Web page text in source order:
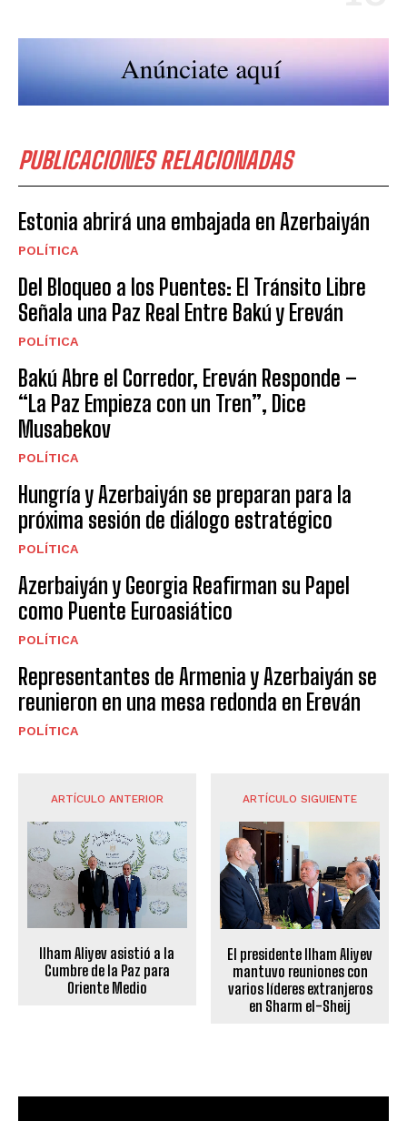
PUBLICACIONES RELACIONADAS
Estonia abrirá una embajada en Azerbaiyán
POLÍTICA
Del Bloqueo a los Puentes: El Tránsito Libre
Señala una Paz Real Entre Bakú y Ereván
POLÍTICA
Bakú Abre el Corredor, Ereván Responde –
“La Paz Empieza con un Tren”, Dice
Musabekov
POLÍTICA
Hungría y Azerbaiyán se preparan para la
próxima sesión de diálogo estratégico
POLÍTICA
Azerbaiyán y Georgia Reafirman su Papel
como Puente Euroasiático
POLÍTICA
Representantes de Armenia y Azerbaiyán se
reunieron en una mesa redonda en Ereván
POLÍTICA
ARTÍCULO ANTERIOR
Ilham Aliyev asistió a la
Cumbre de la Paz para
Oriente Medio
ARTÍCULO SIGUIENTE
El presidente Ilham Aliyev
mantuvo reuniones con
varios líderes extranjeros
en Sharm el-Sheij